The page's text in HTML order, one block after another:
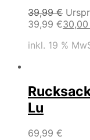
39,99€
39,99 €30,00
inkl. 19 %
Lu
69,99 €